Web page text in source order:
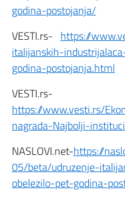
godina-postojanja/
VESTI.rs- https://
italijanskih-
godina-postojanja.html
VESTI.rs-
https://www.vesti.rs/
nagrada-Najbolji-
NASLOVI.net-https://
05/beta/udruzenje-
obelezilo-pet-godina-